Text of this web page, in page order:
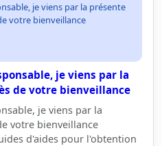
je viens par la présente
votre bienveillance
je viens par la
de votre bienveillance
je viens par la
votre bienveillance
d'aides pour l'obtention